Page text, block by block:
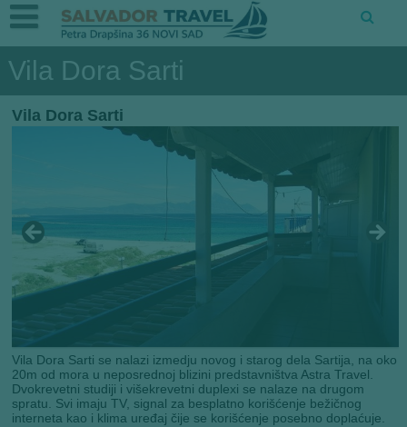
Vila Dora Sarti
Vila Dora Sarti
Vila Dora Sarti se nalazi izmedju novog i starog dela Sartija, na oko
20m od mora u neposrednoj blizini predstavništva Astra Travel.
Dvokrevetni studiji i višekrevetni duplexi se nalaze na drugom
spratu. Svi imaju TV, signal za besplatno korišćenje bežičnog
interneta kao i klima uređaj čije se korišćenje posebno doplaćuje.